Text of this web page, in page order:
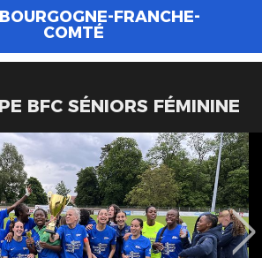
FRANCHE-
COMTÉ
BFC SÉNIORS FÉMININE